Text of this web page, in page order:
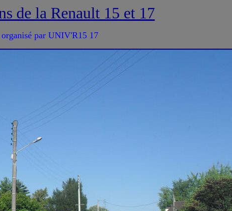
de la Renault 15 et 17
organisé par UNIV'R15 17